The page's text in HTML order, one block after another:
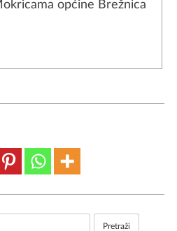
općine Brežnica